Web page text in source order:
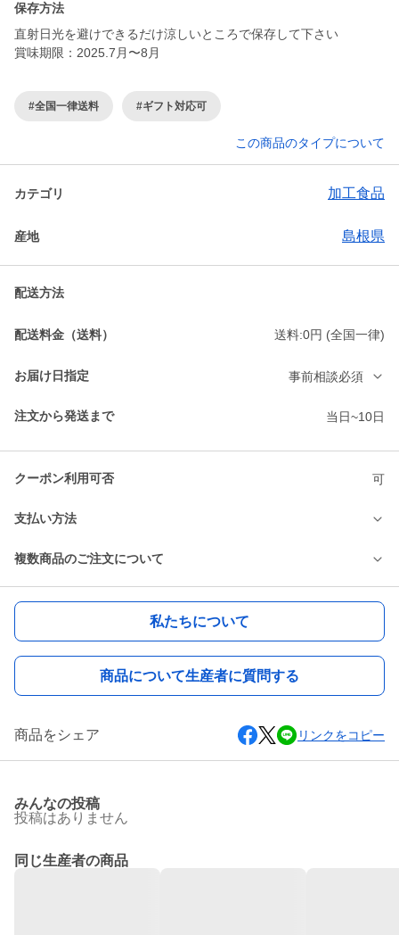
保存方法
直射日光を避けできるだけ涼しいところで保存して下さい
賞味期限：2025.7月〜8月
#全国一律送料 #ギフト対応可
この商品のタイプについて
カテゴリ 加工食品
産地 島根県
配送方法
配送料金（送料） 送料:0円 (全国一律)
お届け日指定 事前相談必須
注文から発送まで 当日~10日
クーポン利用可否 可
支払い方法
複数商品のご注文について
私たちについて
商品について生産者に質問する
商品をシェア リンクをコピー
みんなの投稿
投稿はありません
同じ生産者の商品